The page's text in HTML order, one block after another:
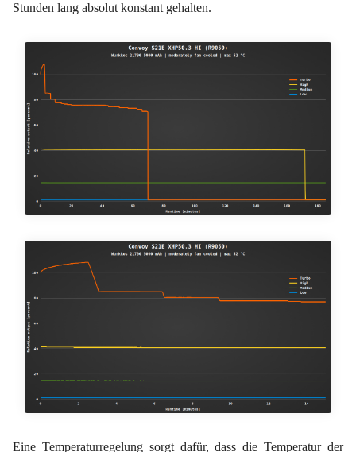
Stunden lang absolut konstant gehalten.
Eine Temperaturregelung sorgt dafür, dass die Temperatur der